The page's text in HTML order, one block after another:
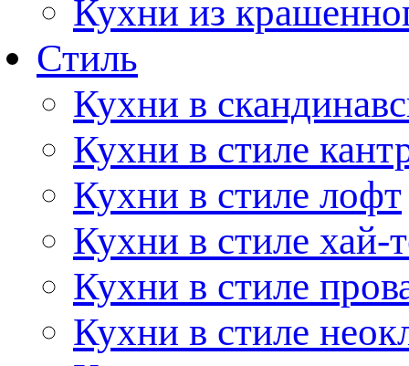
Кухни из
Стиль
Кухни в
Кухни в стиле
Кухни в стиле лофт
Кухни в стиле хай-
Кухни в стиле
Кухни в стиле